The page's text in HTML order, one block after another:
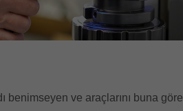
benimseyen ve araçlarını buna göre